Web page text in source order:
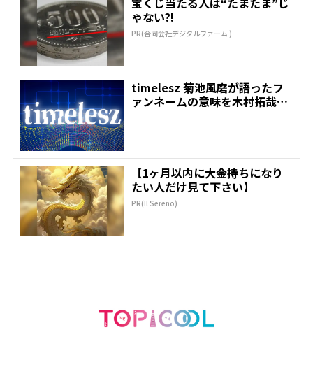
ゃない?!
PR(合同会社デジタルファーム )
timelesz 菊池風磨が語ったフ
ァンネームの意味を木村拓哉が
【1ヶ月以内に大金持ちになり
たい人だけ見て下さい】
PR(Il Sereno)